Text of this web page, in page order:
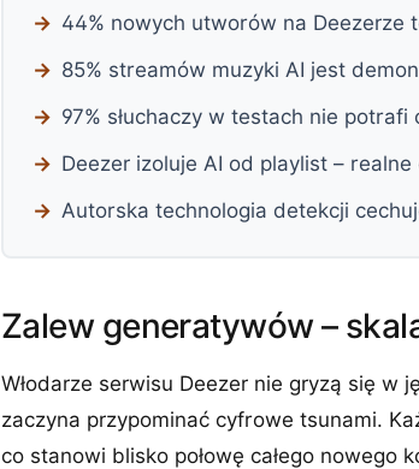
44% nowych utworów na Deezerze
85% streamów muzyki AI jest
97% słuchaczy w testach nie
Deezer izoluje AI od playlist –
Autorska technologia detekcji
Zalew generatywów –
Włodarze serwisu Deezer nie gryzą się w
zaczyna przypominać cyfrowe tsunami.
co stanowi blisko połowę całego